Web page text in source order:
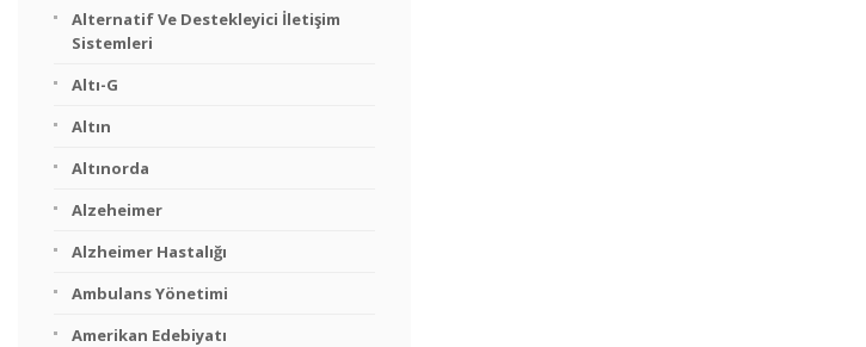
Alternatif Ve Destekleyici İletişim
Sistemleri
Altı-G
Altın
Altınorda
Alzeheimer
Alzheimer Hastalığı
Ambulans Yönetimi
Amerikan Edebiyatı